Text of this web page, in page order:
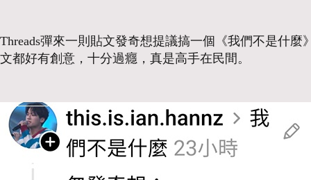
Threads彈來一則貼文發奇想提議搞一個《我們不是什麼
文都好有創意，十分過癮，真是高手在民間。